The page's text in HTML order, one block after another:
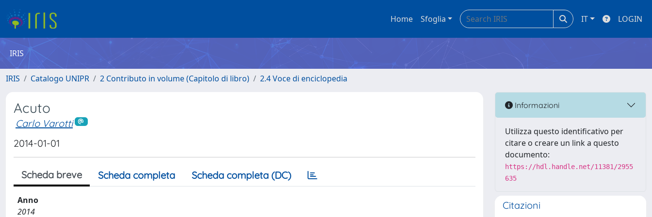
Home Sfoglia IT LOGIN
IRIS
IRIS Catalogo UNIPR 2 Contributo in volume (Capitolo di libro) 2.4 Voce di enciclopedia
Acuto
Carlo Varotti
2014-01-01
Scheda breve Scheda completa Scheda completa (DC)
Anno
2014
Informazioni
Utilizza questo identificativo per
citare o creare un link a questo
documento:
https://hdl.handle.net/11381/2955
635
Citazioni